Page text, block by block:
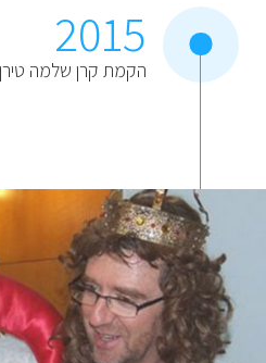
2015
הקמת קרן שלמה טירן